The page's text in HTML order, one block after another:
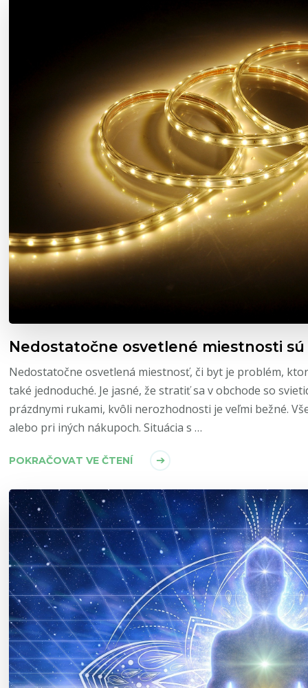
Nedostatočne osvetlené miestnosti
Nedostatočne osvetlená miestnosť, či byt je problém,
také jednoduché. Je jasné, že stratiť sa v obchode so
prázdnymi rukami, kvôli nerozhodnosti je veľmi bežné.
alebo pri iných nákupoch. Situácia s …
POKRAČOVAT VE ČTENÍ